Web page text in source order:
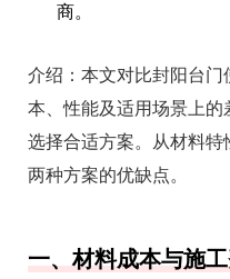
商。
介绍： 本文对比封阳台门
本、性能及适用场景上
选择合适方案。从材料
两种方案的优缺点。
一、材料成本与施